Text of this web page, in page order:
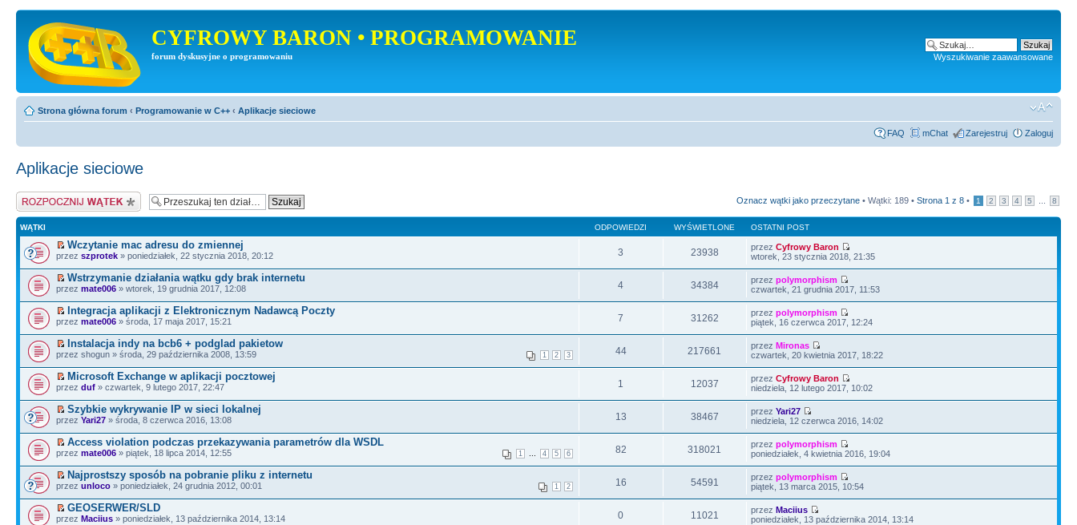
CYFROWY BARON • PROGRAMOWANIE
forum dyskusyjne o programowaniu Wyszukiwanie zaawansowane
Strona główna forum ‹ Programowanie w C++ ‹ Aplikacje sieciowe
FAQ mChat Zarejestruj Zaloguj
Aplikacje sieciowe
Napisz wątek Oznacz wątki jako przeczytane • Wątki: 189 • Strona 1 z 8 • 1 2 3 4 5 8
WĄTKI ODPOWIEDZI WYŚWIETLONE OSTATNI POST
Wczytanie mac adresu do zmiennej
przez szprotek » poniedziałek, 22 stycznia 2018, 20:12 3 23938 przezCyfrowy Baron
wtorek, 23 stycznia 2018, 21:35
Wstrzymanie działania wątku gdy brak internetu
przez mate006 » wtorek, 19 grudnia 2017, 12:08 4 34384 przezpolymorphism
czwartek, 21 grudnia 2017, 11:53
Integracja aplikacji z Elektronicznym Nadawcą Poczty
przez mate006 » środa, 17 maja 2017, 15:21 7 31262 przezpolymorphism
piątek, 16 czerwca 2017, 12:24
Instalacja indy na bcb6 + podglad pakietow
1 2 3
przez shogun » środa, 29 października 2008, 13:59 44 217661 przezMironas
czwartek, 20 kwietnia 2017, 18:22
Microsoft Exchange w aplikacji pocztowej
przez duf » czwartek, 9 lutego 2017, 22:47 1 12037 przezCyfrowy Baron
niedziela, 12 lutego 2017, 10:02
Szybkie wykrywanie IP w sieci lokalnej
przez Yari27 » środa, 8 czerwca 2016, 13:08 13 38467 przezYari27
niedziela, 12 czerwca 2016, 14:02
Access violation podczas przekazywania parametrów dla WSDL
1 4 5 6
przez mate006 » piątek, 18 lipca 2014, 12:55 82 318021 przezpolymorphism
poniedziałek, 4 kwietnia 2016, 19:04
Najprostszy sposób na pobranie pliku z internetu
1 2
przez unloco » poniedziałek, 24 grudnia 2012, 00:01 16 54591 przezpolymorphism
piątek, 13 marca 2015, 10:54
GEOSERWER/SLD
przez Maciius » poniedziałek, 13 października 2014, 13:14 0 11021 przezMaciius
poniedziałek, 13 października 2014, 13:14